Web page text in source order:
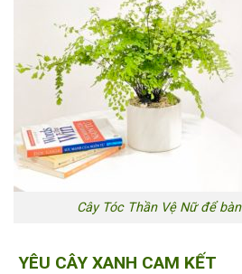
Cây Tóc Thần Vệ Nữ để bàn
YÊU CÂY XANH CAM KẾT